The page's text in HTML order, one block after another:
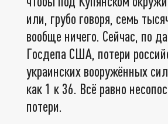
или, грубо говоря, семь
вообще ничего. Сейчас, по
Госдепа США, потери
украинских вооружённых
как 1 к 36. Всё равно
потери.